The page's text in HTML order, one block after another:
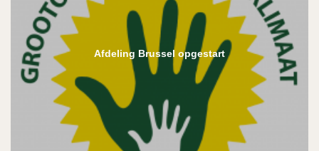
Afdeling Brussel opgestart